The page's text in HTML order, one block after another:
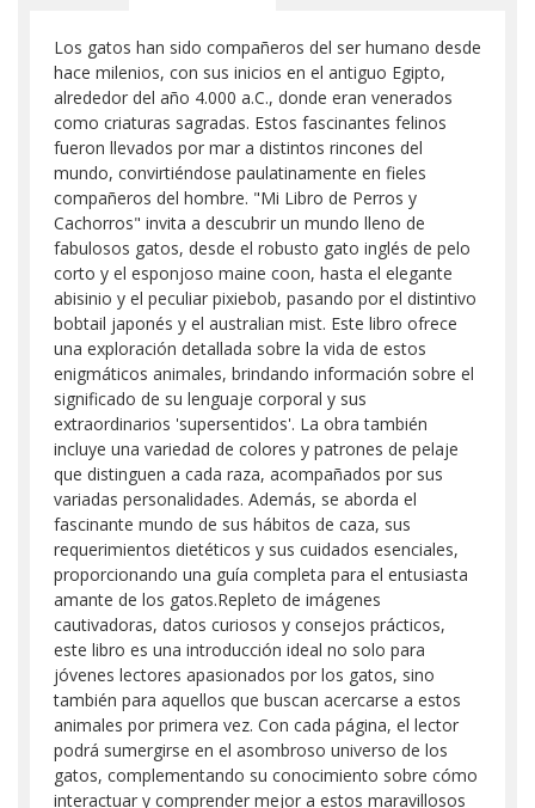
Los gatos han sido compañeros del ser humano desde
hace milenios, con sus inicios en el antiguo Egipto,
alrededor del año 4.000 a.C., donde eran venerados
como criaturas sagradas. Estos fascinantes felinos
fueron llevados por mar a distintos rincones del
mundo, convirtiéndose paulatinamente en fieles
compañeros del hombre. "Mi Libro de Perros y
Cachorros" invita a descubrir un mundo lleno de
fabulosos gatos, desde el robusto gato inglés de pelo
corto y el esponjoso maine coon, hasta el elegante
abisinio y el peculiar pixiebob, pasando por el distintivo
bobtail japonés y el australian mist. Este libro ofrece
una exploración detallada sobre la vida de estos
enigmáticos animales, brindando información sobre el
significado de su lenguaje corporal y sus
extraordinarios 'supersentidos'. La obra también
incluye una variedad de colores y patrones de pelaje
que distinguen a cada raza, acompañados por sus
variadas personalidades. Además, se aborda el
fascinante mundo de sus hábitos de caza, sus
requerimientos dietéticos y sus cuidados esenciales,
proporcionando una guía completa para el entusiasta
amante de los gatos.Repleto de imágenes
cautivadoras, datos curiosos y consejos prácticos,
este libro es una introducción ideal no solo para
jóvenes lectores apasionados por los gatos, sino
también para aquellos que buscan acercarse a estos
animales por primera vez. Con cada página, el lector
podrá sumergirse en el asombroso universo de los
gatos, complementando su conocimiento sobre cómo
interactuar y comprender mejor a estos maravillosos